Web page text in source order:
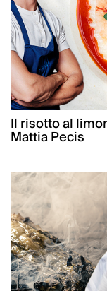
Il risotto al
Mattia Pecis